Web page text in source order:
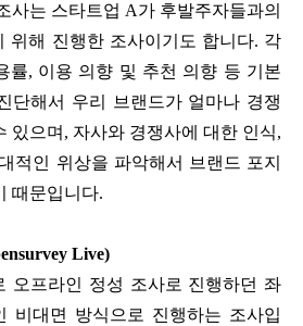
사는 스타트업 A가 후발주자들과의
위해 진행한 조사이기도 합니다. 각
률, 이용 의향 및 추천 의향 등 기본
단해서 우리 브랜드가 얼마나 경쟁
있으며, 자사와 경쟁사에 대한 인식,
적인 위상을 파악해서 브랜드 포지
때문입니다.
Live)
오프라인 정성 조사로 진행하던 좌
비대면 방식으로 진행하는 조사입